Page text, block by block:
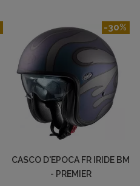
CASCO D'EPOCA FR IRIDE BM
- PREMIER
-30%